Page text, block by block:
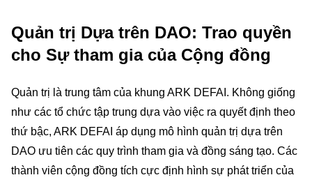
Quản trị Dựa trên DAO: Trao quyền
cho Sự tham gia của Cộng đồng
Quản trị là trung tâm của khung ARK DEFAI. Không giống
như các tổ chức tập trung dựa vào việc ra quyết định theo
thứ bậc, ARK DEFAI áp dụng mô hình quản trị dựa trên
DAO ưu tiên các quy trình tham gia và đồng sáng tạo. Các
thành viên cộng đồng tích cực định hình sự phát triển của